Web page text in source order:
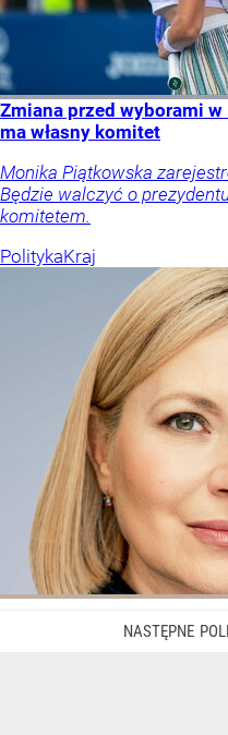
Zmiana przed wyborami
ma własny komitet
Monika Piątkowska
Będzie walczyć o
komitetem.
PolitykaKraj